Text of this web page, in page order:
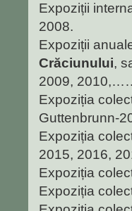
Expoziții
2008.
Expoziții
Crăciunului,
2009,
Expoziția
Guttenbrunn-
Expoziția
2015, 2016,
Expoziția
Expoziția